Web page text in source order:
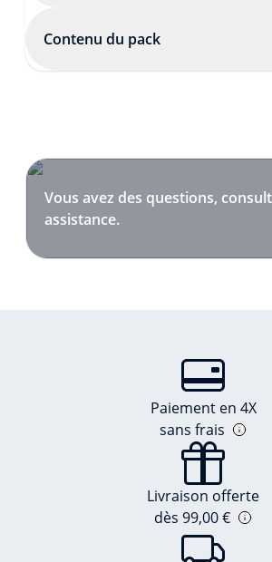
Contenu du pack
Vous avez des questions,
assistance.
Paiement en 4X
sans frais
Livraison offerte
dès 99,00 €